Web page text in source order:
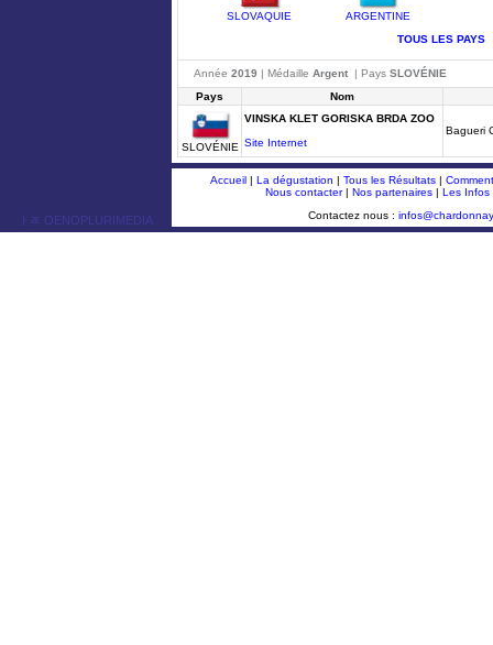
SLOVAQUIE
ARGENTINE
TOUS LES PAYS
Année 2019 | Médaille Argent | Pays SLOVÉNIE
Pays
Nom
SLOVÉNIE
VINSKA KLET GORISKA BRDA ZOO
Site Internet
Bagueri
ￂﾮ OENOPLURIMEDIA
Accueil| La dégustation | Tous les Résultats|
Nous contacter| Nos partenaires| Les Infos
Contactez nous :